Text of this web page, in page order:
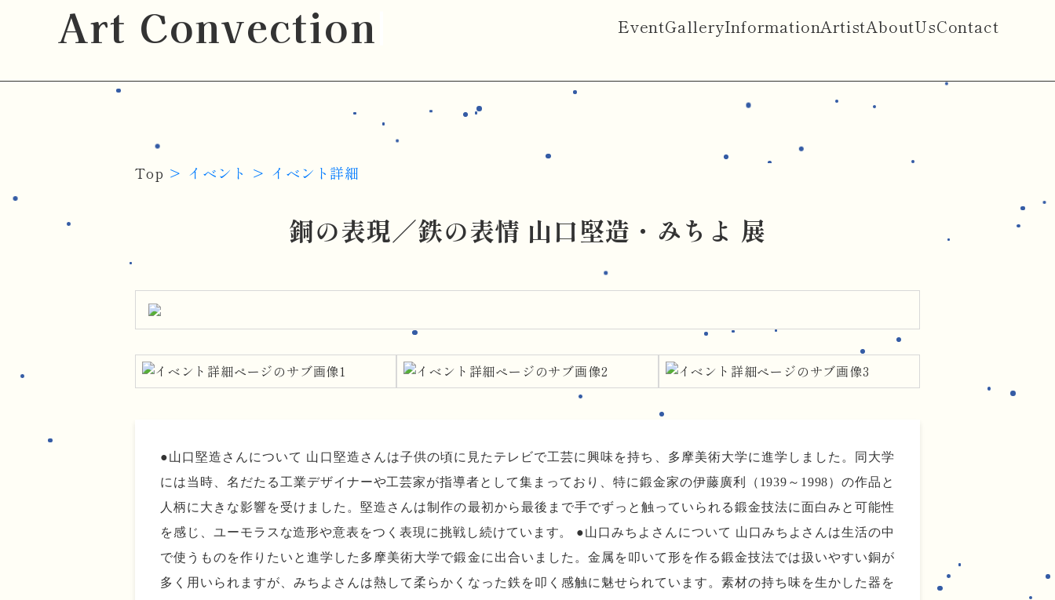
Art Convection EventGalleryInformationArtistAboutUsContact
Top イベント イベント詳細
銅の表現／鉄の表情 山口堅造・みちよ 展
●山口堅造さんについて 山口堅造さんは子供の頃に見たテレビで工芸に興味を持ち、多摩美術大学に進学しました。同大学
には当時、名だたる工業デザイナーや工芸家が指導者として集まっており、特に鍛金家の伊藤廣利（1939～1998）の作品と
人柄に大きな影響を受けました。堅造さんは制作の最初から最後まで手でずっと触っていられる鍛金技法に面白みと可能性
を感じ、ユーモラスな造形や意表をつく表現に挑戦し続けています。 ●山口みちよさんについて 山口みちよさんは生活の中
で使うものを作りたいと進学した多摩美術大学で鍛金に出合いました。金属を叩いて形を作る鍛金技法では扱いやすい銅が
多く用いられますが、みちよさんは熱して柔らかくなった鉄を叩く感触に魅せられています。素材の持ち味を生かした器を